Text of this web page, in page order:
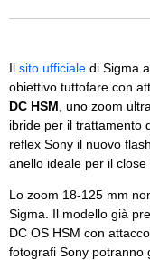
Il sito ufficiale di Sigma
obiettivo tuttofare con
DC HSM , uno zoom
ibride per il trattamento
reflex Sony il nuovo
anello ideale per il close
Lo zoom 18-125 mm
Sigma. Il modello già
DC OS HSM con
fotografi Sony potranno